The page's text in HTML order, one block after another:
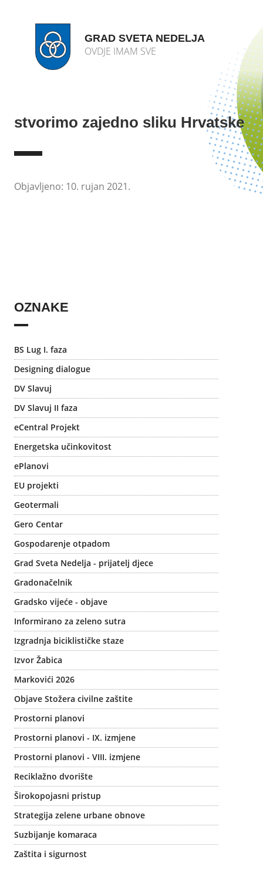
GRAD SVETA NEDELJA
OVDJE IMAM SVE
stvorimo zajedno sliku Hrvatske
Objavljeno: 10. rujan 2021.
OZNAKE
BS Lug I. faza
Designing dialogue
DV Slavuj
DV Slavuj II faza
eCentral Projekt
Energetska učinkovitost
ePlanovi
EU projekti
Geotermali
Gero Centar
Gospodarenje otpadom
Grad Sveta Nedelja - prijatelj djece
Gradonačelnik
Gradsko vijeće - objave
Informirano za zeleno sutra
Izgradnja biciklističke staze
Izvor Žabica
Markovići 2026
Objave Stožera civilne zaštite
Prostorni planovi
Prostorni planovi - IX. izmjene
Prostorni planovi - VIII. izmjene
Reciklažno dvorište
Širokopojasni pristup
Strategija zelene urbane obnove
Suzbijanje komaraca
Zaštita i sigurnost